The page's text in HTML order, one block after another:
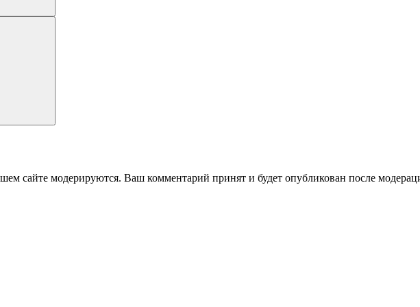
сайте модерируются. Ваш комментарий принят и будет опубликован после